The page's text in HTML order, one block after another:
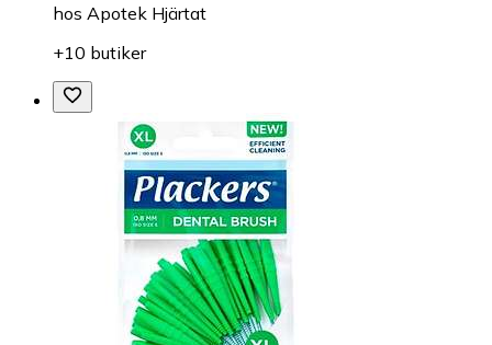
hos Apotek Hjärtat
+10 butiker